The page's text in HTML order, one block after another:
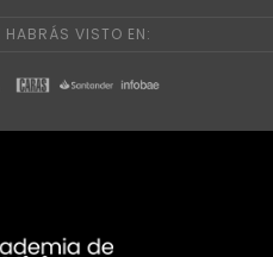
HABRÁS VISTO EN: